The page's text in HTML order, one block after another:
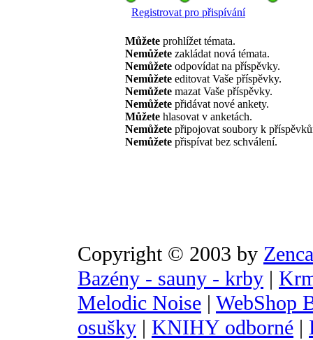
Registrovat pro přispívání
Můžete prohlížet témata.
Nemůžete zakládat nová témata.
Nemůžete odpovídat na příspěvky.
Nemůžete editovat Vaše příspěvky.
Nemůžete mazat Vaše příspěvky.
Nemůžete přidávat nové ankety.
Můžete hlasovat v anketách.
Nemůžete připojovat soubory k
Nemůžete přispívat bez schválení.
Copyright © 2003 by
Bazény - sauny - krby |
Melodic Noise | WebShop
osušky | KNIHY odborné |